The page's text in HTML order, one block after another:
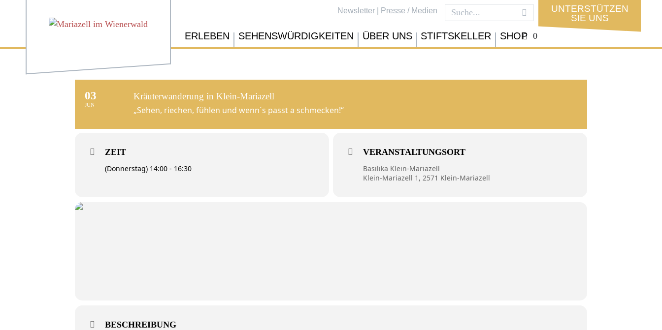
Newsletter Presse / Medien
UNTERSTÜTZEN
SIE UNS
ERLEBEN SEHENSWÜRDIGKEITEN ÜBER UNS STIFTSKELLER SHOP 0
03
JUN
Kräuterwanderung in Klein-Mariazell
„Sehen, riechen, fühlen und wenn´s passt a schmecken!“
ZEIT
(Donnerstag) 14:00 - 16:30
VERANSTALTUNGSORT
Basilika Klein-Mariazell
Klein-Mariazell 1, 2571 Klein-Mariazell
BESCHREIBUNG